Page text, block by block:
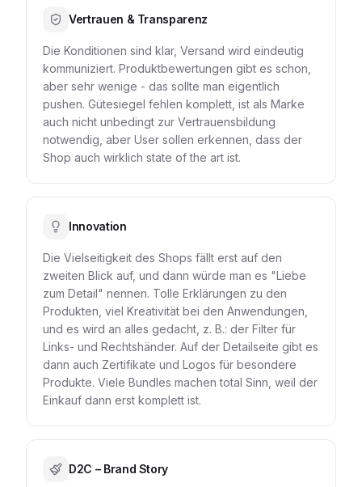
Vertrauen & Transparenz
Die Konditionen sind klar, Versand wird eindeutig
kommuniziert. Produktbewertungen gibt es schon,
aber sehr wenige - das sollte man eigentlich
pushen. Gütesiegel fehlen komplett, ist als Marke
auch nicht unbedingt zur Vertrauensbildung
notwendig, aber User sollen erkennen, dass der
Shop auch wirklich state of the art ist.
Innovation
Die Vielseitigkeit des Shops fällt erst auf den
zweiten Blick auf, und dann würde man es "Liebe
zum Detail" nennen. Tolle Erklärungen zu den
Produkten, viel Kreativität bei den Anwendungen,
und es wird an alles gedacht, z. B.: der Filter für
Links- und Rechtshänder. Auf der Detailseite gibt es
dann auch Zertifikate und Logos für besondere
Produkte. Viele Bundles machen total Sinn, weil der
Einkauf dann erst komplett ist.
D2C – Brand Story